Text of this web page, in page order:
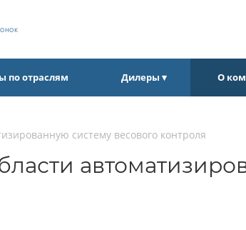
по отраслям Дилеры ▾ О
систему весового контроля